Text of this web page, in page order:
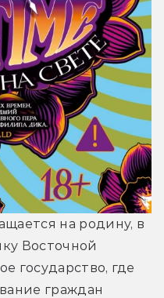
на родину, в
Восточной
государство, где
граждан